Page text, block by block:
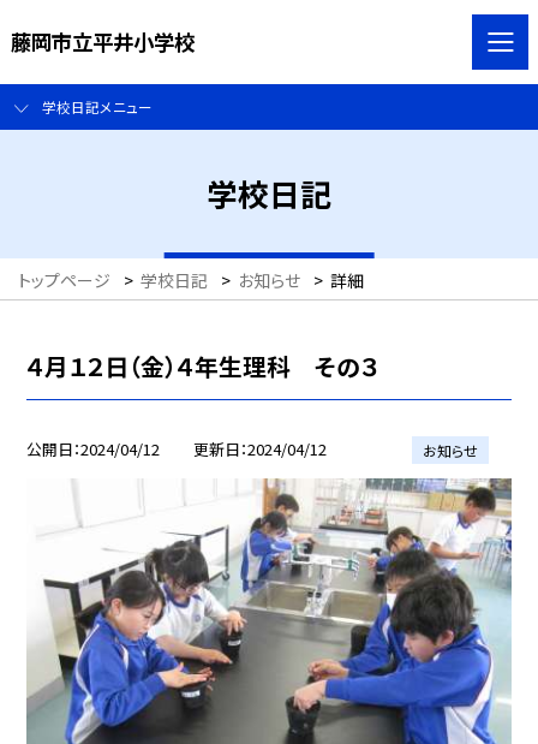
藤岡市立平井小学校
学校日記メニュー
学校日記
トップページ > 学校日記 > お知らせ > 詳細
４月１２日（金）４年生理科 その３
公開日 2024/04/12 更新日 2024/04/12 お知らせ